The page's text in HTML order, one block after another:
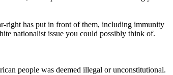
right has put in front of them, including immunity
nationalist issue you could possibly think of.
people was deemed illegal or unconstitutional.